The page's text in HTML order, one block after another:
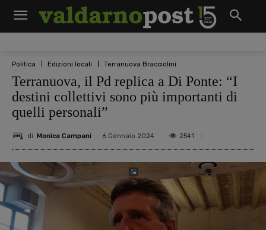
Politica Edizioni locali Terranuova Bracciolini
Terranuova, il Pd replica a Di Ponte: “I
destini collettivi sono più importanti di
quelli personali”
di Monica Campani 6 Gennaio 2024 2541